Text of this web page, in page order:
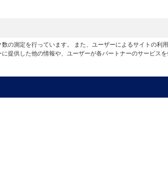
の測定を行っています。 また、ユーザーによるサイトの利
提供した他の情報や、ユーザーが各パートナーのサービス